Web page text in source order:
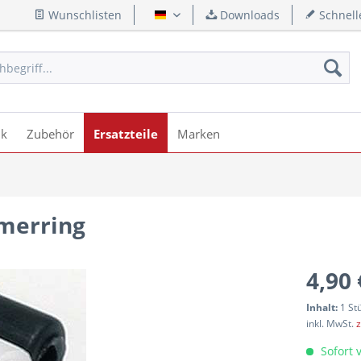
Wunschlisten Deutsch Downloads
Zubehör Ersatzteile Marken
4,90
Inhalt: 1
inkl. MwSt.
Sofort